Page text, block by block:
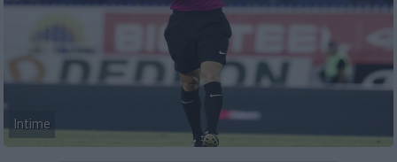
Intime